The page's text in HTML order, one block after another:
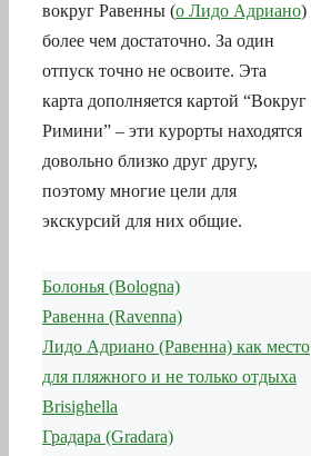
вокруг Равенны (о Лидо Адриано)
более чем достаточно. За один
отпуск точно не освоите. Эта
карта дополняется картой “Вокруг
Римини” – эти курорты находятся
довольно близко друг другу,
поэтому многие цели для
экскурсий для них общие.
Болонья (Bologna)
Равенна (Ravenna)
Лидо Адриано (Равенна) как место
для пляжного и не только отдыха
Brisighella
Градара (Gradara)